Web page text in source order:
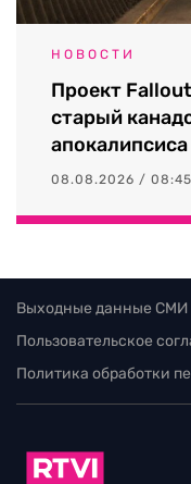
НОВОСТИ
Проект
старый
апокалипсиса
08.08.2026 / 08:45
Выходные данные СМИ
Пользовательское
Политика обработки